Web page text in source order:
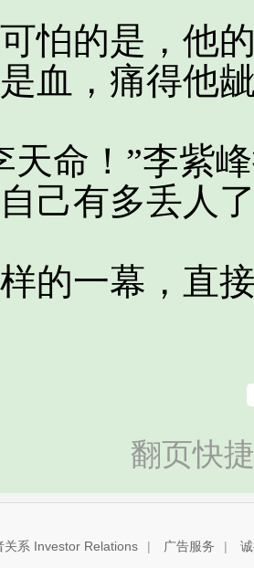
的是，他的
血，痛得他
！”李紫峰
己有多丢人
一幕，直接
翻页快
关系 Investor Relations | 广告服务 |